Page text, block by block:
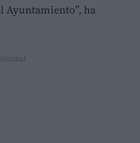
Ayuntamiento”, ha